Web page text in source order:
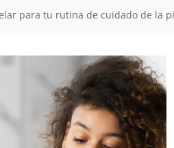
para tu rutina de cuidado de la